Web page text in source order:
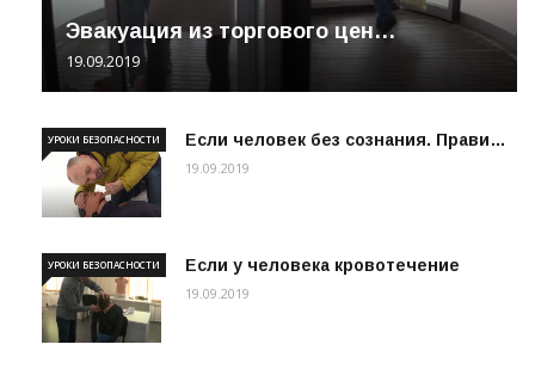
Эвакуация из торгового цен…
19.09.2019
Если человек без сознания. Прави…
УРОКИ БЕЗОПАСНОСТИ
19.09.2019
Если у человека кровотечение
УРОКИ БЕЗОПАСНОСТИ
19.09.2019